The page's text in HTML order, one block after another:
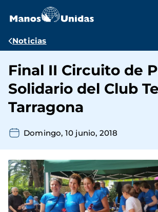
contenido
Ruta
navegación
Noticias
Final II Circuito de
Solidario del Club
Tarragona
Domingo, 10 junio, 2018